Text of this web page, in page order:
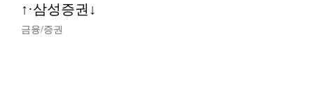
↑·삼성증권↓
금융/증권